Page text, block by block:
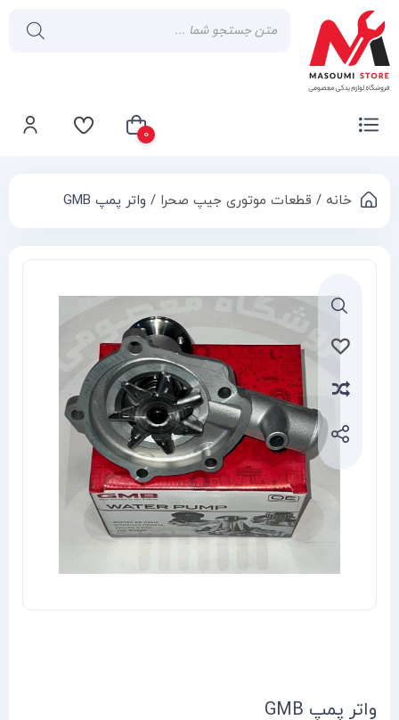
0
سبد خرید شما خالی است خانه / قطعات موتوری جیپ صحرا / واتر پمپ GMB
واتر پمپ GMB